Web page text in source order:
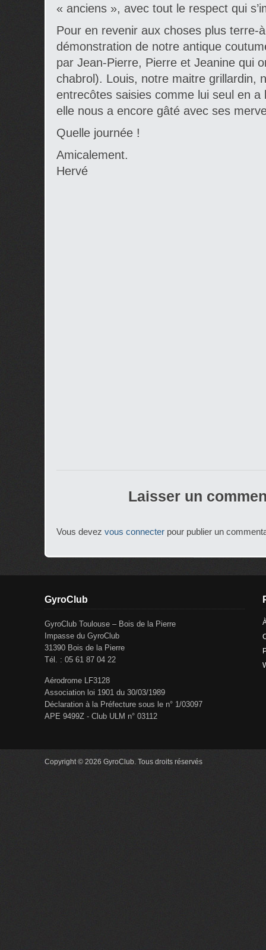
« anciens », avec tout le respect qui
Pour en revenir aux choses plus terre-
démonstration de notre antique
par Jean-Pierre, Pierre et Jeanine qui
chabrol). Louis, notre maitre grillardin,
entrecôtes saisies comme lui seul en
elle nous a encore gâté avec ses
Quelle journée !
Amicalement.
Hervé
Laisser un
Vous devez vous connecter pour publier un
GyroClub
GyroClub Toulouse – Bois de la Pierre
Impasse du GyroClub
31390 Bois de la Pierre
Tél. : 05 61 87 04 22
Aérodrome LF3128
Association loi 1901 du 30/03/1989
Déclaration à la Préfecture sous le n° 1/03097
APE 9499Z - Club ULM n° 03112
Copyright © 2026 GyroClub. Tous droits réservés